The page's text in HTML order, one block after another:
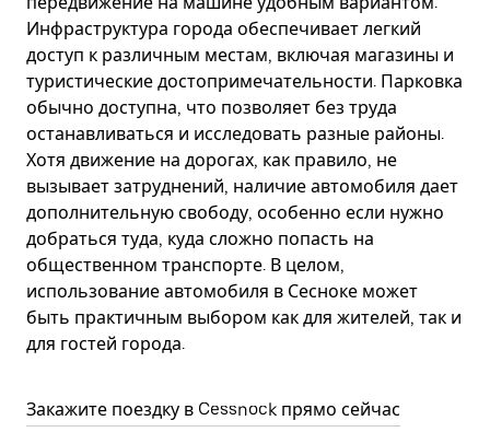
Инфраструктура города обеспечивает легкий
доступ к различным местам, включая магазины и
туристические достопримечательности. Парковка
обычно доступна, что позволяет без труда
останавливаться и исследовать разные районы.
Хотя движение на дорогах, как правило, не
вызывает затруднений, наличие автомобиля дает
дополнительную свободу, особенно если нужно
добраться туда, куда сложно попасть на
общественном транспорте. В целом,
использование автомобиля в Сесноке может
быть практичным выбором как для жителей, так и
для гостей города.
Закажите поездку в Cessnock прямо сейчас